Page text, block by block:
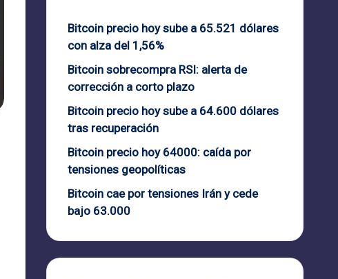
Bitcoin precio hoy sube a 65.521 dólares
con alza del 1,56%
Bitcoin sobrecompra RSI: alerta de
corrección a corto plazo
Bitcoin precio hoy sube a 64.600 dólares
tras recuperación
Bitcoin precio hoy 64000: caída por
tensiones geopolíticas
Bitcoin cae por tensiones Irán y cede
bajo 63.000